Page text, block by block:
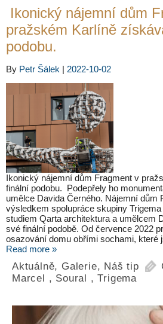
Ikonický nájemní dům
pražském Karlíně
podobu.
By Petr Šálek | 2022-10-02
Ikonický nájemní dům Fragment v
finální podobu. Podepřely ho
umělce Davida Černého. Nájemní dům
výsledkem spolupráce skupiny
studiem Qarta architektura a umělcem
své finální podobě. Od července 2022
osazování domu obřími sochami,
Read more »
Aktuálně, Galerie, Náš tip
Marcel
, Soural ,Trigema